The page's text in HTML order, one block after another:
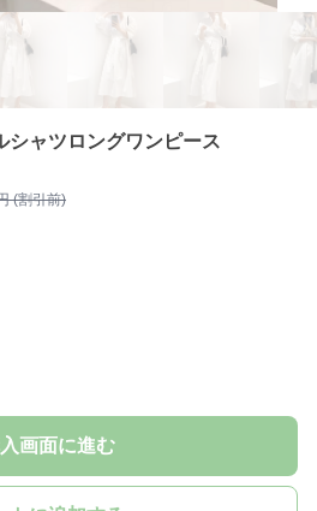
シャツロングワンピース
(割引前)
画面に進む